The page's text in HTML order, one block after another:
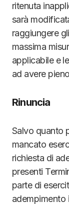
ritenuta
sarà
raggiungere
massima
applicabile e
ad avere
Rinuncia
Salvo quanto
mancato
richiesta di
presenti
parte di
adempimento